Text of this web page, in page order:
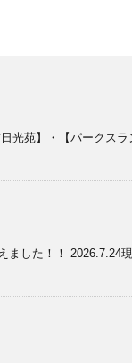
光苑】・【パークス
した！！ 2026.7.24